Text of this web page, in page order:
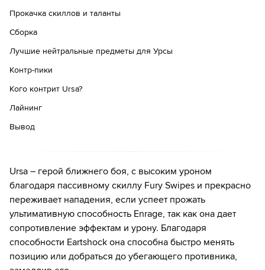
Прокачка скиллов и таланты
Сборка
Лучшие нейтральные предметы для Урсы
Контр-пики
Кого контрит Ursa?
Лайнинг
Вывод
Ursa – герой ближнего боя, с высоким уроном
благодаря пассивному скиллу Fury Swipes и прекрасно
переживает нападения, если успеет прожать
ультимативную способность Enrage, так как она дает
сопротивление эффектам и урону. Благодаря
способности Eartshock она способна быстро менять
позицию или добраться до убегающего противника,